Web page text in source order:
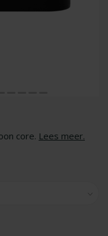
core. Lees meer.